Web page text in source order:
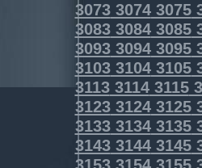
307330743075
308330843085
309330943095
310331043105
311331143115
312331243125
313331343135
314331443145